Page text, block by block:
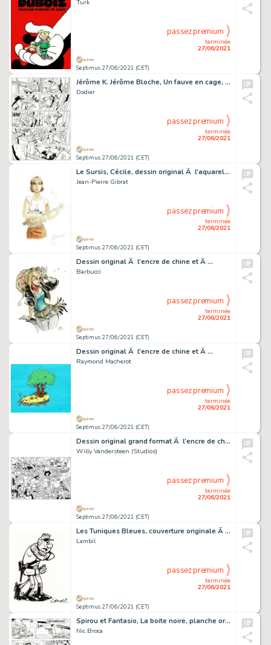
Turk
Septimus 27/06/2021 (CET)
terminée
27/06/2021
passez premium
Jérôme K. Jérôme Bloche, Un fauve en cage, planche…
Dodier
Septimus 27/06/2021 (CET)
terminée
27/06/2021
passez premium
Le Sursis, Cécile, dessin original Ã l'aquarelle et…
Jean-Pierre Gibrat
Septimus 27/06/2021 (CET)
terminée
27/06/2021
passez premium
Dessin original Ã l'encre de chine et Ã …
Barbucci
Septimus 27/06/2021 (CET)
terminée
27/06/2021
passez premium
Dessin original Ã l'encre de chine et Ã …
Raymond Macherot
Septimus 27/06/2021 (CET)
terminée
27/06/2021
passez premium
Dessin original grand format Ã l'encre de chine…
Willy Vandersteen (Studios)
Septimus 27/06/2021 (CET)
terminée
27/06/2021
passez premium
Les Tuniques Bleues, couverture originale Ã l'encre de…
Lambil
Septimus 27/06/2021 (CET)
terminée
27/06/2021
passez premium
Spirou et Fantasio, La boite noire, planche originale Ã …
Nic Broca